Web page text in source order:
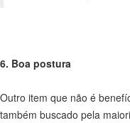
6. Boa postura
Outro item que não é
também buscado pela